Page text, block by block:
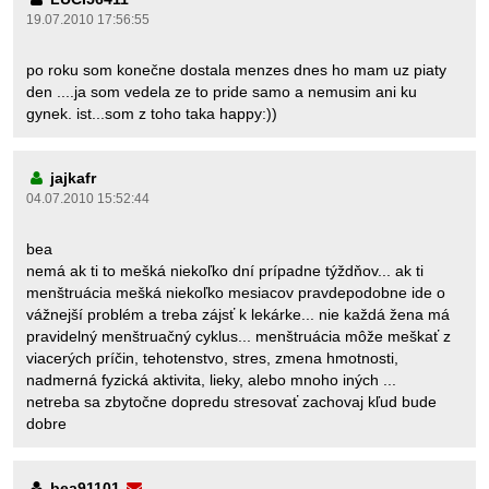
19.07.2010 17:56:55
po roku som konečne dostala menzes dnes ho mam uz piaty
den ....ja som vedela ze to pride samo a nemusim ani ku
gynek. ist...som z toho taka happy:))
jajkafr
04.07.2010 15:52:44
bea
nemá ak ti to mešká niekoľko dní prípadne týždňov... ak ti
menštruácia mešká niekoľko mesiacov pravdepodobne ide o
vážnejší problém a treba zájsť k lekárke... nie každá žena má
pravidelný menštruačný cyklus... menštruácia môže meškať z
viacerých príčin, tehotenstvo, stres, zmena hmotnosti,
nadmerná fyzická aktivita, lieky, alebo mnoho iných ...
netreba sa zbytočne dopredu stresovať zachovaj kľud bude
dobre